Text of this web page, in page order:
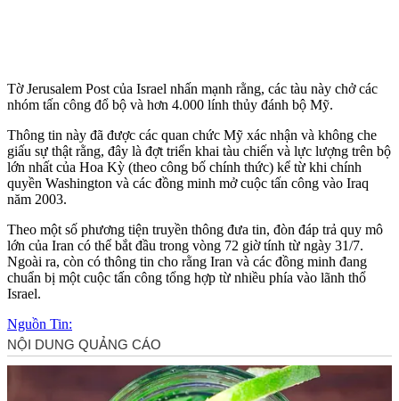
Tờ Jerusalem Post của Israel nhấn mạnh rằng, các tàu này chở các
nhóm tấn công đổ bộ và hơn 4.000 lính thủy đánh bộ Mỹ.
Thông tin này đã được các quan chức Mỹ xác nhận và không che
giấu sự thật rằng, đây là đợt triển khai tàu chiến và lực lượng trên bộ
lớn nhất của Hoa Kỳ (theo công bố chính thức) kể từ khi chính
quyền Washington và các đồng minh mở cuộc tấn công vào Iraq
năm 2003.
Theo một số phương tiện truyền thông đưa tin, đòn đáp trả quy mô
lớn của Iran có thể bắt đầu trong vòng 72 giờ tính từ ngày 31/7.
Ngoài ra, còn có thông tin cho rằng Iran và các đồng minh đang
chuẩn bị một cuộc tấn công tổng hợp từ nhiều phía vào lãnh thổ
Israel.
Nguồn Tin: